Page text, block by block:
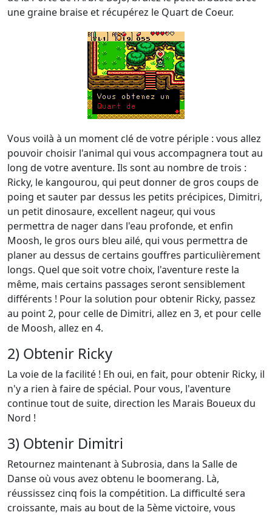
une graine braise et récupérez le Quart de Coeur.
Vous voilà à un moment clé de votre périple : vous allez
pouvoir choisir l'animal qui vous accompagnera tout au
long de votre aventure. Ils sont au nombre de trois :
Ricky, le kangourou, qui peut donner de gros coups de
poing et sauter par dessus les petits précipices, Dimitri,
un petit dinosaure, excellent nageur, qui vous
permettra de nager dans l'eau profonde, et enfin
Moosh, le gros ours bleu ailé, qui vous permettra de
planer au dessus de certains gouffres particulièrement
longs. Quel que soit votre choix, l'aventure reste la
même, mais certains passages seront sensiblement
différents ! Pour la solution pour obtenir Ricky, passez
au point 2, pour celle de Dimitri, allez en 3, et pour celle
de Moosh, allez en 4.
2) Obtenir Ricky
La voie de la facilité ! Eh oui, en fait, pour obtenir Ricky, il
n'y a rien à faire de spécial. Pour vous, l'aventure
continue tout de suite, direction les Marais Boueux du
Nord !
3) Obtenir Dimitri
Retournez maintenant à Subrosia, dans la Salle de
Danse où vous avez obtenu le boomerang. Là,
réussissez cinq fois la compétition. La difficulté sera
croissante, mais au bout de la 5ème victoire, vous